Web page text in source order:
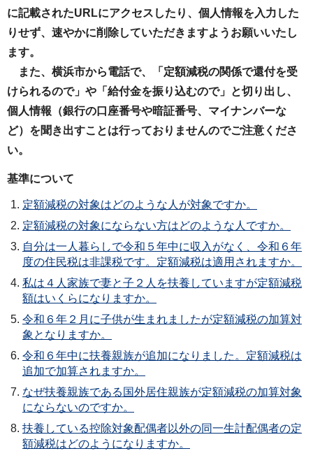
に記載されたURLにアクセスしたり、個人情報を入力した
りせず、速やかに削除していただきますようお願いいたし
ます。
また、横浜市から電話で、「定額減税の関係で還付を受
けられるので」や「給付金を振り込むので」と切り出し、
個人情報（銀行の口座番号や暗証番号、マイナンバーな
ど）を聞き出すことは行っておりませんのでご注意くださ
い。
基準について
定額減税の対象はどのような人が対象ですか。
定額減税の対象にならない方はどのような人ですか。
自分は一人暮らしで令和５年中に収入がなく、令和６年
度の住民税は非課税です。定額減税は適用されますか。
私は４人家族で妻と子２人を扶養していますが定額減税
額はいくらになりますか。
令和６年２月に子供が生まれましたが定額減税の加算対
象となりますか。
令和６年中に扶養親族が追加になりました。定額減税は
追加で加算されますか。
なぜ扶養親族である国外居住親族が定額減税の加算対象
にならないのですか。
扶養している控除対象配偶者以外の同一生計配偶者の定
額減税はどのようになりますか。